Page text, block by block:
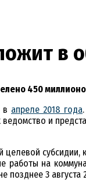
в
450
в апреле 2018 года
ведомство и
на
позднее 3 августа